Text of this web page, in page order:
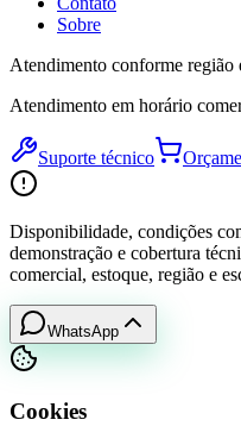
Sobre
Atendimento conforme região
Atendimento em horário
Suporte técnico
Disponibilidade, condições
demonstração e cobertura
comercial, estoque, região e
WhatsApp
Cookies